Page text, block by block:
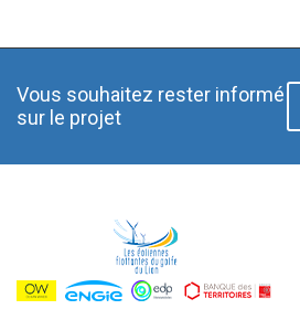
Vous souhaitez rester informé
sur le projet